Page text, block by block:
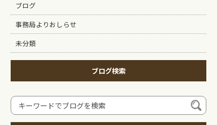
ブログ
事務局よりおしらせ
未分類
ブログ検索